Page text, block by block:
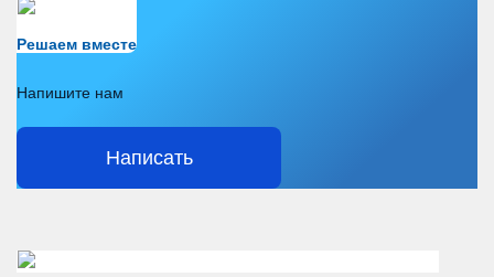
Решаем вместе
Напишите нам
Написать